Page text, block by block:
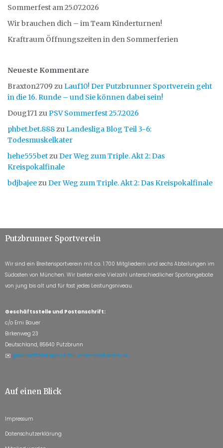
Sommerfest am 25.07.2026
Wir brauchen dich – im Team Kinderturnen!
Kraftraum Öffnungszeiten in den Sommerferien
Neueste Kommentare
Braxton2709 zuLauf10! Der Putzbrunner Sportverein geht
in die 16. Runde – und Sie können dabei sein!
Doug171zuPSV Sommerfest 25.7.2026
phbet.bet.888zuLandesliga Blog Teil 3-6:
Todesmuskelkater
hehe555betzuDer Weg zum Triple. Akt 2: Das
Kreispokalfinale
bdjbajeezuDer Weg zum Triple. Akt 2: Das Kreispokalfinale
Putzbrunner Sportverein
Wir sind ein Breitensportverein mit ca. 1.700 Mitgliedern und sechs Abteilungen im
Südosten von München. Wir bieten eine Vielzahl unterschiedlicher Sportangebote
von jung bis alt und für fast jedes Leistungsniveau.
Geschäftsstelle und Postanschrift:
c/o Erni Bauer
Birkenweg 23
Deutschland, 85640 Putzbrunn
✉️ geschaeftsstelle@putzbrunner-sportverein.de
Auf einen Blick
Impressum
Datenschutzerklärung